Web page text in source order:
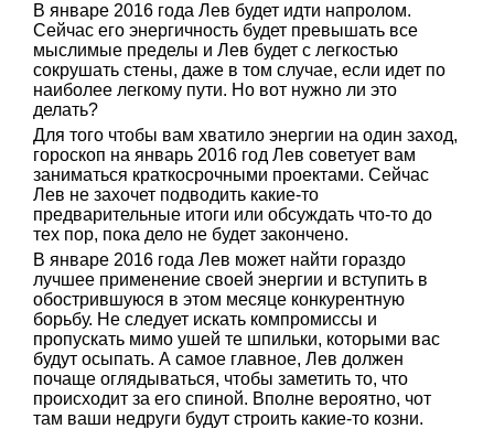
В январе 2016 года Лев будет идти напролом.
Сейчас его энергичность будет превышать все
мыслимые пределы и Лев будет с легкостью
сокрушать стены, даже в том случае, если идет по
наиболее легкому пути. Но вот нужно ли это
делать?
Для того чтобы вам хватило энергии на один заход,
гороскоп на январь 2016 год Лев советует вам
заниматься краткосрочными проектами. Сейчас
Лев не захочет подводить какие-то
предварительные итоги или обсуждать что-то до
тех пор, пока дело не будет закончено.
В январе 2016 года Лев может найти гораздо
лучшее применение своей энергии и вступить в
обострившуюся в этом месяце конкурентную
борьбу. Не следует искать компромиссы и
пропускать мимо ушей те шпильки, которыми вас
будут осыпать. А самое главное, Лев должен
почаще оглядываться, чтобы заметить то, что
происходит за его спиной. Вполне вероятно, чот
там ваши недруги будут строить какие-то козни.